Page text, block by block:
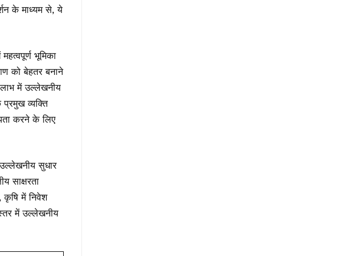
के माध्यम से, ये
भूमिका
को बेहतर बनाने
में उल्लेखनीय
प्रमुख व्यक्ति
करने के लिए
सुधार
साक्षरता
कृषि में निवेश
में उल्लेखनीय